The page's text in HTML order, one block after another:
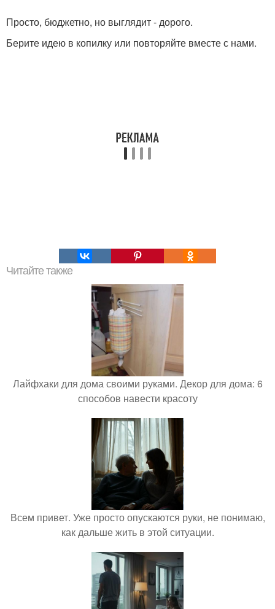
Просто, бюджетно, но выглядит - дорого.
Берите идею в копилку или повторяйте вместе с нами.
Читайте также
Лайфхаки для дома своими руками. Декор для дома: 6
способов навести красоту
Всем привет. Уже просто опускаются руки, не понимаю,
как дальше жить в этой ситуации.